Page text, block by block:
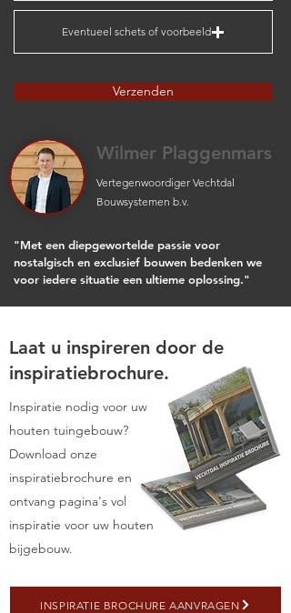
Eventueel schets of voorbeeld
Verzenden
Wilmer Plaggenmars
Vertegenwoordiger Vechtdal
Bouwsystemen b.v.
"Met een diepgewortelde passie voor
nostalgisch en exclusief bouwen bedenken we
voor iedere situatie een ultieme oplossing."
Laat u inspireren door de
inspiratiebrochure.
Inspiratie nodig voor uw
houten tuingebouw?
Download onze
inspiratiebrochure en
ontvang pagina's vol
inspiratie voor uw houten
bijgebouw.
INSPIRATIE BROCHURE AANVRAGEN